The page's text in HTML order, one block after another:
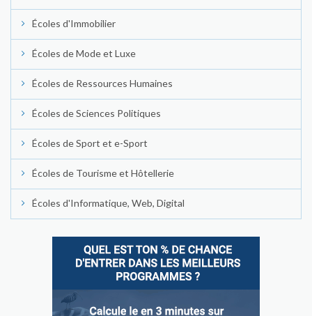
Écoles d'Immobilier
Écoles de Mode et Luxe
Écoles de Ressources Humaines
Écoles de Sciences Politiques
Écoles de Sport et e-Sport
Écoles de Tourisme et Hôtellerie
Écoles d'Informatique, Web, Digital